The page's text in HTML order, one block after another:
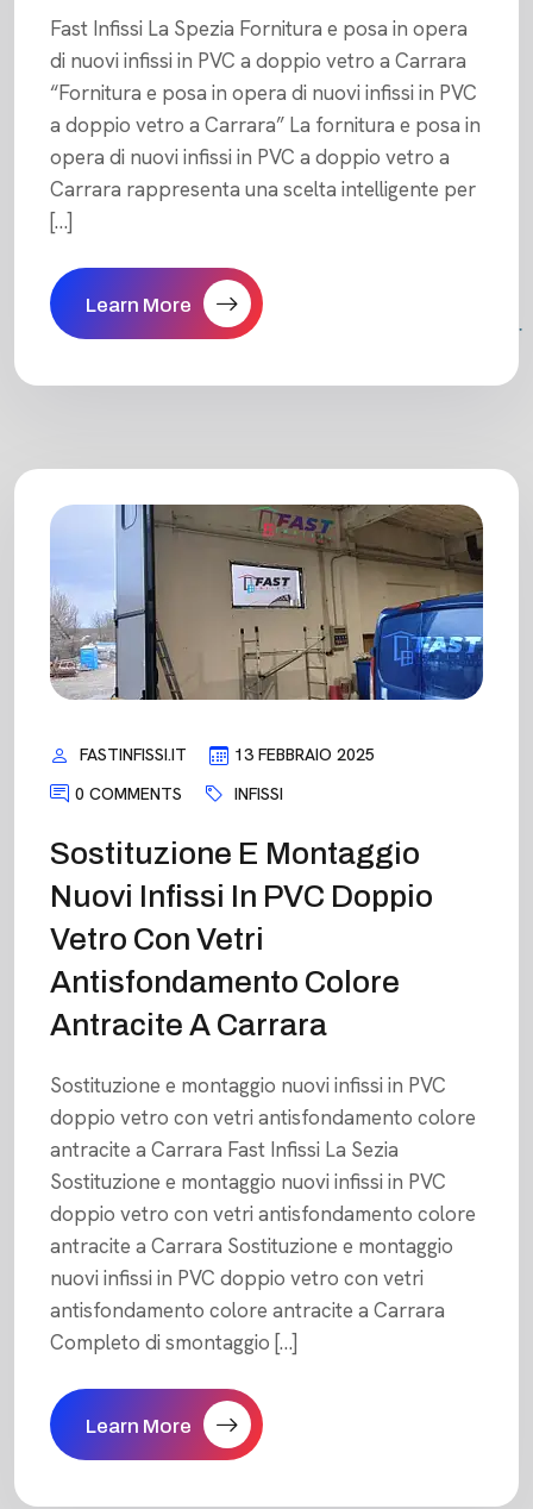
Fast Infissi La Spezia Fornitura e posa in opera
di nuovi infissi in PVC a doppio vetro a Carrara
“Fornitura e posa in opera di nuovi infissi in PVC
a doppio vetro a Carrara” La fornitura e posa in
opera di nuovi infissi in PVC a doppio vetro a
Carrara rappresenta una scelta intelligente per
[…]
Learn More
FASTINFISSI.IT
13 FEBBRAIO 2025
0 COMMENTS
INFISSI
Sostituzione E Montaggio
Nuovi Infissi In PVC Doppio
Vetro Con Vetri
Antisfondamento Colore
Antracite A Carrara
Sostituzione e montaggio nuovi infissi in PVC
doppio vetro con vetri antisfondamento colore
antracite a Carrara Fast Infissi La Sezia
Sostituzione e montaggio nuovi infissi in PVC
doppio vetro con vetri antisfondamento colore
antracite a Carrara Sostituzione e montaggio
nuovi infissi in PVC doppio vetro con vetri
antisfondamento colore antracite a Carrara
Completo di smontaggio […]
Learn More